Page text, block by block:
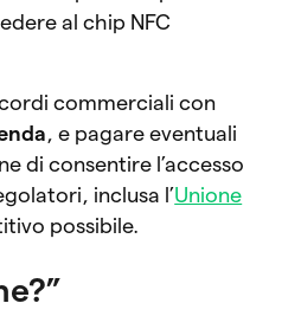
al chip NFC
commerciali con
, e pagare eventuali
di consentire l’accesso
inclusa l’Unione
possibile.